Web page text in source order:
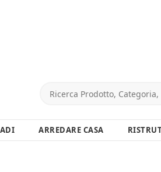
ARREDARE CASA